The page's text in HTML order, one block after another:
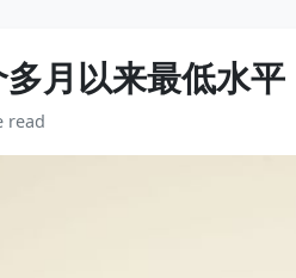
月以来最低水平
read